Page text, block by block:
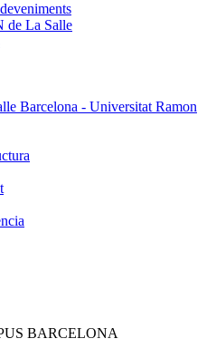
de La Salle
Barcelona - Universitat Ramon
BARCELONA